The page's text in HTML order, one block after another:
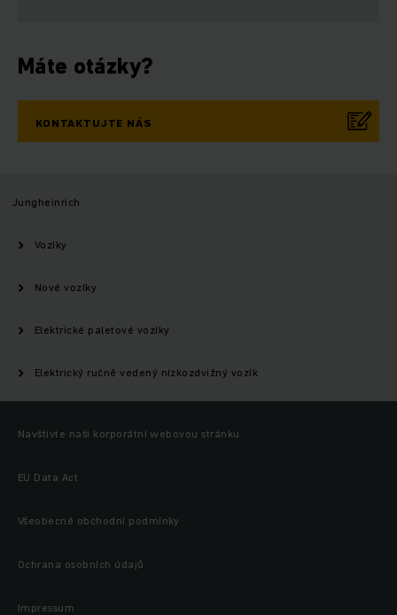
Máte otázky?
KONTAKTUJTE NÁS
Jungheinrich
Vozíky
Nové vozíky
Elektrické paletové vozíky
Elektrický ručně vedený nízkozdvižný vozík
Navštivte naši korporátní webovou stránku
EU Data Act
Všeobecné obchodní podmínky
Ochrana osobních údajů
Impressum